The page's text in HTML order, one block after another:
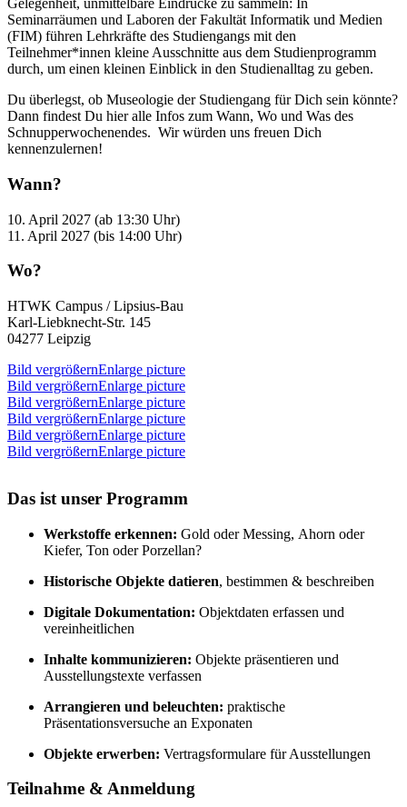
Gelegenheit, unmittelbare Eindrücke zu sammeln: In
Seminarräumen und Laboren der Fakultät Informatik und Medien
(FIM) führen Lehrkräfte des Studiengangs mit den
Teilnehmer*innen kleine Ausschnitte aus dem Studienprogramm
durch, um einen kleinen Einblick in den Studienalltag zu geben.
Du überlegst, ob Museologie der Studiengang für Dich sein könnte?
Dann findest Du hier alle Infos zum Wann, Wo und Was des
Schnupperwochenendes. Wir würden uns freuen Dich
kennenzulernen!
Wann?
10. April 2027 (ab 13:30 Uhr)
11. April 2027 (bis 14:00 Uhr)
Wo?
HTWK Campus / Lipsius-Bau
Karl-Liebknecht-Str. 145
04277 Leipzig
Bild vergrößernEnlarge picture
Bild vergrößernEnlarge picture
Bild vergrößernEnlarge picture
Bild vergrößernEnlarge picture
Bild vergrößernEnlarge picture
Bild vergrößernEnlarge picture
Das ist unser Programm
Werkstoffe erkennen: Gold oder Messing, Ahorn oder
Kiefer, Ton oder Porzellan?
Historische Objekte datieren, bestimmen & beschreiben
Digitale Dokumentation: Objektdaten erfassen und
vereinheitlichen
Inhalte kommunizieren: Objekte präsentieren und
Ausstellungstexte verfassen
Arrangieren und beleuchten: praktische
Präsentationsversuche an Exponaten
Objekte erwerben: Vertragsformulare für Ausstellungen
Teilnahme & Anmeldung